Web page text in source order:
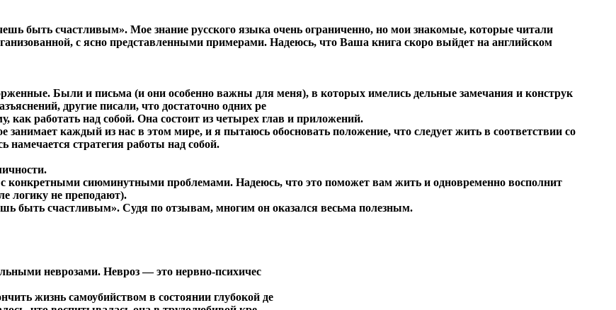
быть счастливым». Мое знание русского языка очень ограниченно, но мои знакомые, которые читали
с ясно представленными примерами. Надеюсь, что Ваша книга скоро выйдет на английском
Были и письма (и они особенно важны для меня), в которых имелись дельные замечания и конструк
другие писали, что достаточно одних ре
работать над собой. Она состоит из четырех глав и приложений.
занимает каждый из нас в этом мире, и я пытаюсь обосновать положение, что следует жить в соответствии со
намечается стратегия работы над собой.
конкретными сиюминутными проблемами. Надеюсь, что это поможет вам жить и одновременно восполнит
логику не преподают).
быть счастливым». Судя по отзывам, многим он оказался весьма полезным.
неврозами. Невроз — это нервно-психичес
жизнь самоубийством в состоянии глубокой де